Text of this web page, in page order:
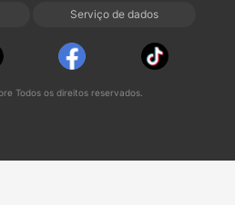
Serviço de dados
Todos os direitos reservados.